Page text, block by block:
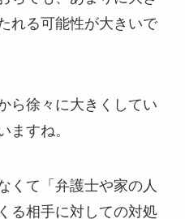
れる可能性が大きいで
ら徐々に大きくしてい
ますね。
くて「弁護士や家の人
る相手に対しての対処